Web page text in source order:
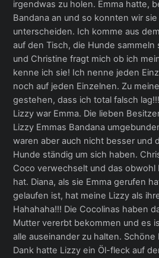
irgendwas zu holen. Emma hatte,
Bandana an und so konnten wir
unterscheiden. Ich komme aus
auf den Tisch, die Hunde sammeln
und Christine fragt mich ob ich
kenne ich sie! Ich nenne jeden
noch auf jeden Einzelnen. Zu
gestehen, dass ich total falsch
Lizzy war Emma. Die lieben
Lizzy Emmas Bandana
waren aber auch nicht besser und
Hunde ständig um sich haben.
Coco verwechselt und das obwohl
hat. Diana, als sie Emma gerufen
gelaufen ist, hat meine Lizzy als
Hahahaha!!! Die Cocolinas haben
Mutter vererbt bekommen und es
alle auseinander zu halten.
Dank hatte Lizzy ein Öl-fleck auf